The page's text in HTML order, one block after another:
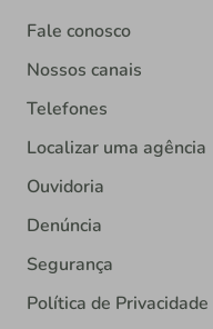
Fale conosco
Nossos canais
Telefones
Localizar uma agência
Ouvidoria
Denúncia
Segurança
Política de Privacidade